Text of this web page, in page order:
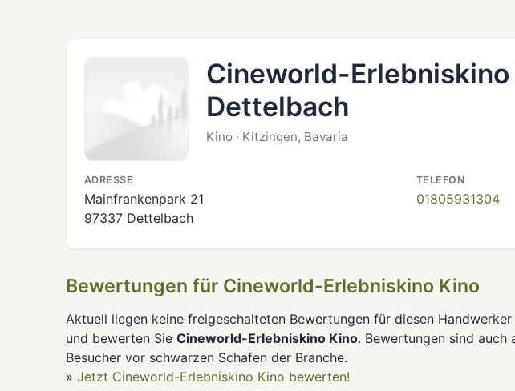
Cineworld-Erlebniskino
Dettelbach
Kino · Kitzingen, Bavaria
ADRESSE
Mainfrankenpark 21
97337 Dettelbach
TELEFON
01805931304
Bewertungen für Cineworld-Erlebniskino Kino
Aktuell liegen keine freigeschalteten Bewertungen für diesen
und bewerten Sie Cineworld-Erlebniskino Kino. Bewertungen sind auch
Besucher vor schwarzen Schafen der Branche.
» Jetzt Cineworld-Erlebniskino Kino bewerten!